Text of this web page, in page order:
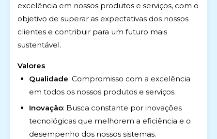
excelência em nossos produtos e serviços, com o
objetivo de superar as expectativas dos nossos
clientes e contribuir para um futuro mais
sustentável.
Valores
Qualidade: Compromisso com a excelência
em todos os nossos produtos e serviços.
Inovação: Busca constante por inovações
tecnológicas que melhorem a eficiência e o
desempenho dos nossos sistemas.